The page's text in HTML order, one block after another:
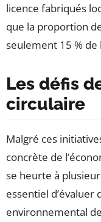
licence fabriqués
que la proportion
seulement 15 %
Les défis
circulaire
Malgré ces
concrète de
se heurte à
essentiel d’évaluer
environnemental